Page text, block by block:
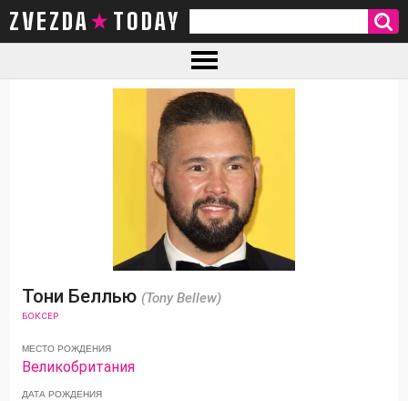
ZVEZDA TODAY
Тони Беллью (Tony Bellew)
БОКСЕР
МЕСТО РОЖДЕНИЯ
Великобритания
ДАТА РОЖДЕНИЯ